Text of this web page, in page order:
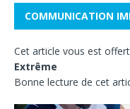
COMMUNICATION
Cet article vous est
Extrême
Bonne lecture de cet